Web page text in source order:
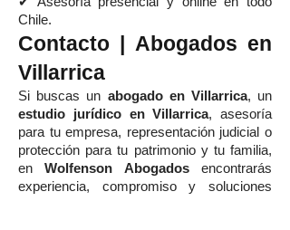
Chile.
Contacto | Abogados en
Villarrica
Si buscas un abogado en Villarrica, un
estudio jurídico en Villarrica, asesoría
para tu empresa, representación judicial o
protección para tu patrimonio y tu familia,
enWolfenson Abogadosencontrarás
experiencia, compromiso y soluciones